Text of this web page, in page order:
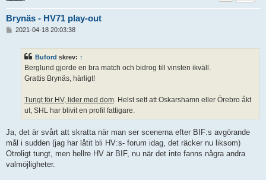
Brynäs - HV71 play-out
2021-04-18 20:03:38
Buford skrev: ↑
Berglund gjorde en bra match och bidrog till vinsten ikväll.
Grattis Brynäs, härligt!
Tungt för HV, lider med dom. Helst sett att Oskarshamn eller Örebro åkt
ut, SHL har blivit en profil fattigare.
Ja, det är svårt att skratta när man ser scenerna efter BIF:s avgörande
mål i sudden (jag har låtit bli HV:s- forum idag, det räcker nu liksom)
Otroligt tungt, men hellre HV är BIF, nu när det inte fanns några andra
valmöjligheter.